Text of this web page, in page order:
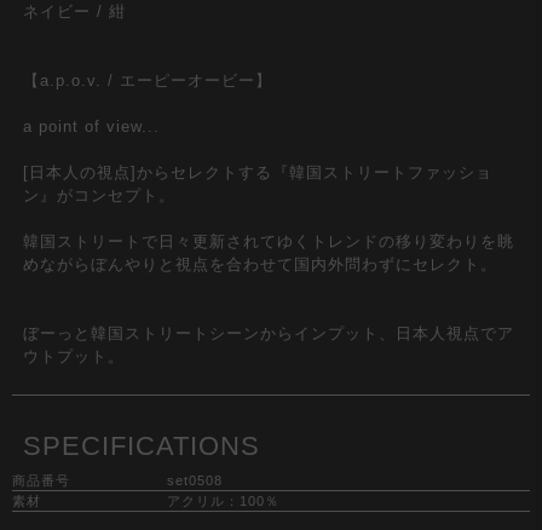
ネイビー / 紺
【a.p.o.v. / エーピーオービー】
a point of view...
[日本人の視点]からセレクトする『韓国ストリートファッショ
ン』がコンセプト。
韓国ストリートで日々更新されてゆくトレンドの移り変わりを眺
めながらぼんやりと視点を合わせて国内外問わずにセレクト。
ぼーっと韓国ストリートシーンからインプット、日本人視点でア
ウトプット。
SPECIFICATIONS
商品番号
set0508
素材
アクリル：100％